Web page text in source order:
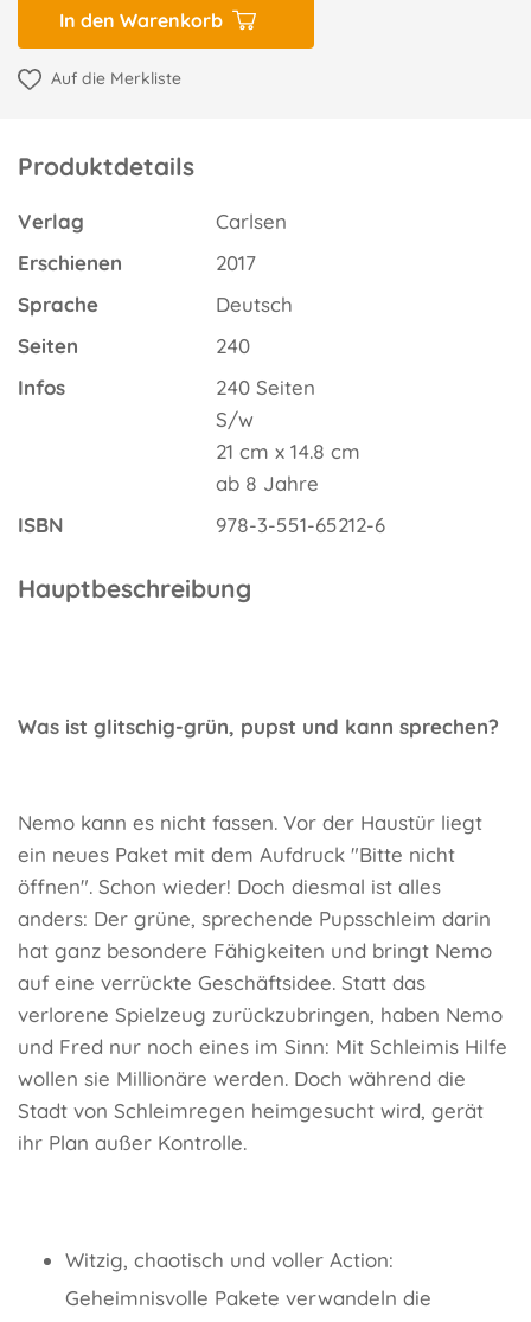
In den Warenkorb
Auf die Merkliste
Produktdetails
Verlag
Carlsen
Erschienen
2017
Sprache
Deutsch
Seiten
240
Infos
240 Seiten
S/w
21 cm x 14.8 cm
ab 8 Jahre
ISBN
978-3-551-65212-6
Hauptbeschreibung
Was ist glitschig-grün, pupst und kann sprechen?
Nemo kann es nicht fassen. Vor der Haustür liegt
ein neues Paket mit dem Aufdruck "Bitte nicht
öffnen". Schon wieder! Doch diesmal ist alles
anders: Der grüne, sprechende Pupsschleim darin
hat ganz besondere Fähigkeiten und bringt Nemo
auf eine verrückte Geschäftsidee. Statt das
verlorene Spielzeug zurückzubringen, haben Nemo
und Fred nur noch eines im Sinn: Mit Schleimis Hilfe
wollen sie Millionäre werden. Doch während die
Stadt von Schleimregen heimgesucht wird, gerät
ihr Plan außer Kontrolle.
Witzig, chaotisch und voller Action:
Geheimnisvolle Pakete verwandeln die